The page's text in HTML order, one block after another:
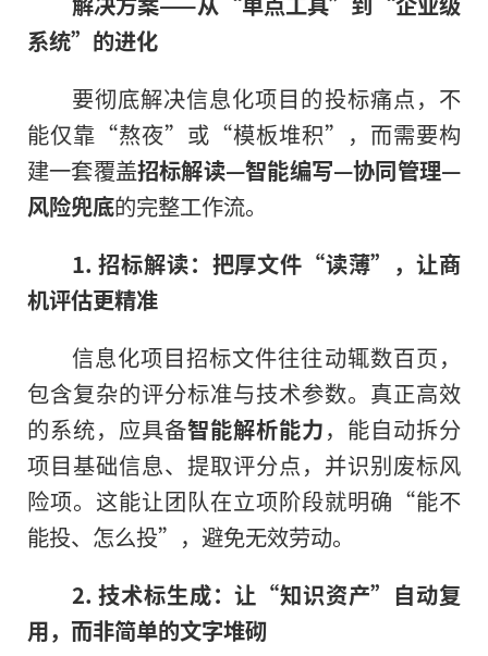
系统”的进化
要彻底解决信息化项目的投标痛点，不
能仅靠“熬夜”或“模板堆积”，而需要构
建一套覆盖招标解读—智能编写—协同管理—
风险兜底的完整工作流。
1. 招标解读：把厚文件“读薄”，让商
机评估更精准
信息化项目招标文件往往动辄数百页，
包含复杂的评分标准与技术参数。真正高效
的系统，应具备智能解析能力，能自动拆分
项目基础信息、提取评分点，并识别废标风
险项。这能让团队在立项阶段就明确“能不
能投、怎么投”，避免无效劳动。
2. 技术标生成：让“知识资产”自动复
用，而非简单的文字堆砌